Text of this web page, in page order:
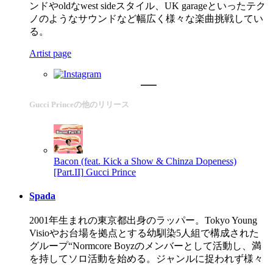
ンドやoldなwest sideスタイル、UK garageといったテク
ノのようなサウンドなど幅広く様々な楽曲挑戦してい
る。
Artist page
Gucci Princeの他のリリース
Bacon (feat. Kick a Show & Chinza Dopeness)
[Part.II] Gucci Prince
Spada
2001年生まれの東京都出身のラッパー。Tokyo Young
Visioやお台場を拠点とする幼馴染5人組で構成された
グループ“Normcore Boyzのメンバーとして活動し、満
を持してソロ活動を始める。ジャンルに捉われず様々